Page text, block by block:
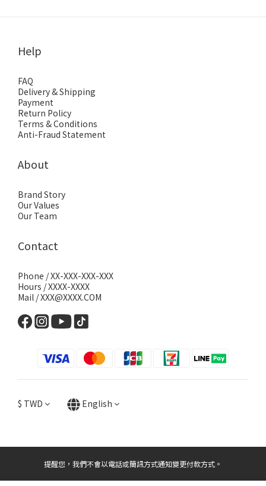
Help
FAQ
Delivery & Shipping
Payment
Return Policy
Terms & Conditions
Anti-Fraud Statement
About
Brand Story
Our Values
Our Team
Contact
Phone / XX-XXX-XXX-XXX
Hours / XXXX-XXXX
Mail / XXX@XXXX.COM
$ TWD English
提醒您，我們不會以電話或簡訊方式通知變更付款方式。